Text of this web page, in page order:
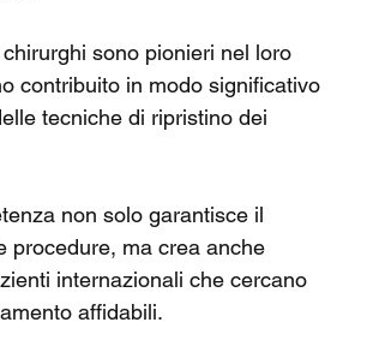
sono pionieri nel loro
contribuito in modo significativo
tecniche di ripristino dei
non solo garantisce il
procedure, ma crea anche
internazionali che cercano
affidabili.